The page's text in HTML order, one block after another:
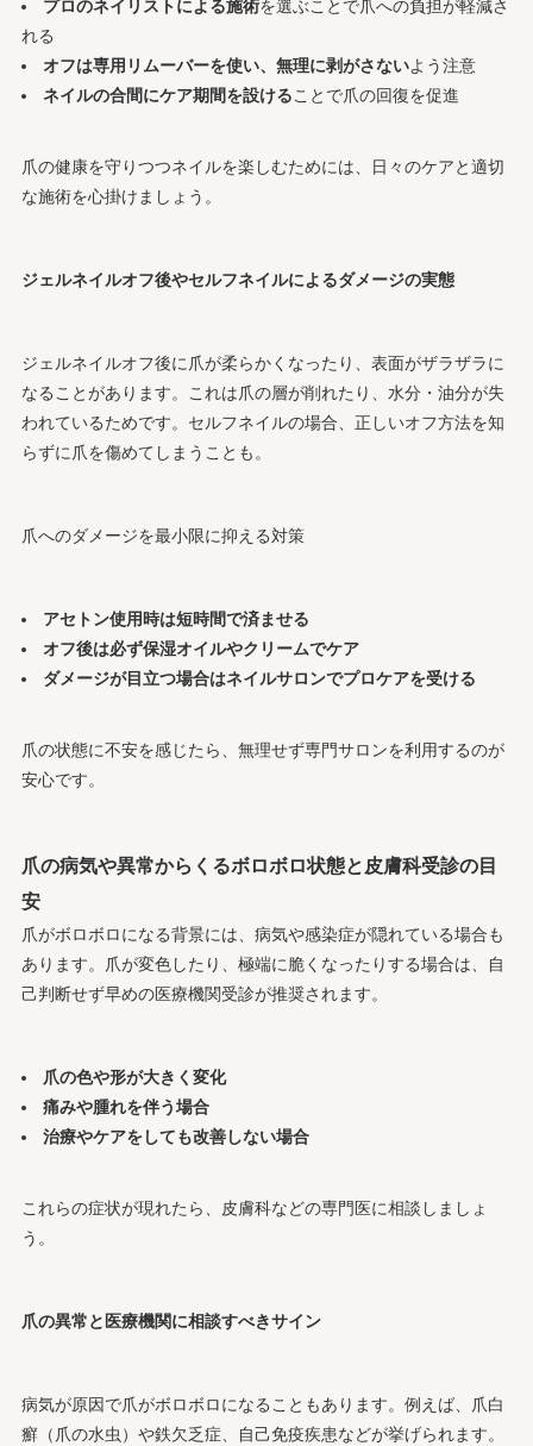
プロのネイリストによる施術を選ぶことで爪への負担が軽減さ
れる
オフは専用リムーバーを使い、無理に剥がさないよう注意
ネイルの合間にケア期間を設けることで爪の回復を促進
爪の健康を守りつつネイルを楽しむためには、日々のケアと適切
な施術を心掛けましょう。
ジェルネイルオフ後やセルフネイルによるダメージの実態
ジェルネイルオフ後に爪が柔らかくなったり、表面がザラザラに
なることがあります。これは爪の層が削れたり、水分・油分が失
われているためです。セルフネイルの場合、正しいオフ方法を知
らずに爪を傷めてしまうことも。
爪へのダメージを最小限に抑える対策
アセトン使用時は短時間で済ませる
オフ後は必ず保湿オイルやクリームでケア
ダメージが目立つ場合はネイルサロンでプロケアを受ける
爪の状態に不安を感じたら、無理せず専門サロンを利用するのが
安心です。
爪の病気や異常からくるボロボロ状態と皮膚科受診の目
安
爪がボロボロになる背景には、病気や感染症が隠れている場合も
あります。爪が変色したり、極端に脆くなったりする場合は、自
己判断せず早めの医療機関受診が推奨されます。
爪の色や形が大きく変化
痛みや腫れを伴う場合
治療やケアをしても改善しない場合
これらの症状が現れたら、皮膚科などの専門医に相談しましょ
う。
爪の異常と医療機関に相談すべきサイン
病気が原因で爪がボロボロになることもあります。例えば、爪白
癬（爪の水虫）や鉄欠乏症、自己免疫疾患などが挙げられます。